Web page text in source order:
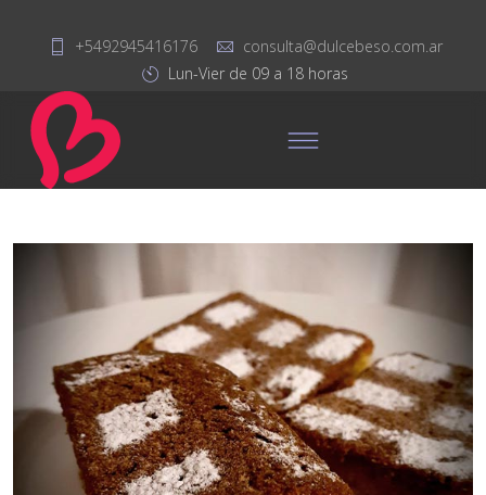
+5492945416176
consulta@dulcebeso.com.ar
Lun-Vier de 09 a 18 horas